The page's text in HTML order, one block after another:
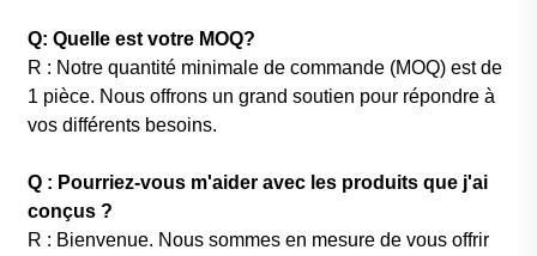
Q: Quelle est votre MOQ?
R : Notre quantité minimale de commande (MOQ) est de
1 pièce. Nous offrons un grand soutien pour répondre à
vos différents besoins.
Q : Pourriez-vous m'aider avec les produits que j'ai
conçus ?
R : Bienvenue. Nous sommes en mesure de vous offrir